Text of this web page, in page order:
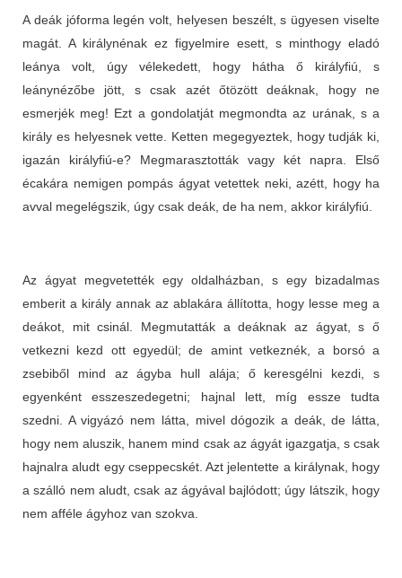
A deák jóforma legén volt, helyesen beszélt, s ügyesen viselte
magát. A királynénak ez figyelmire esett, s minthogy eladó
leánya volt, úgy vélekedett, hogy hátha ő királyfiú, s
leánynézőbe jött, s csak azét őtözött deáknak, hogy ne
esmerjék meg! Ezt a gondolatját megmondta az urának, s a
király es helyesnek vette. Ketten megegyeztek, hogy tudják ki,
igazán királyfiú-e? Megmarasztották vagy két napra. Első
écakára nemigen pompás ágyat vetettek neki, azétt, hogy ha
avval megelégszik, úgy csak deák, de ha nem, akkor királyfiú.
Az ágyat megvetették egy oldalházban, s egy bizadalmas
emberit a király annak az ablakára állította, hogy lesse meg a
deákot, mit csinál. Megmutatták a deáknak az ágyat, s ő
vetkezni kezd ott egyedül; de amint vetkeznék, a borsó a
zsebiből mind az ágyba hull alája; ő keresgélni kezdi, s
egyenként esszeszedegetni; hajnal lett, míg essze tudta
szedni. A vigyázó nem látta, mivel dógozik a deák, de látta,
hogy nem aluszik, hanem mind csak az ágyát igazgatja, s csak
hajnalra aludt egy cseppecskét. Azt jelentette a királynak, hogy
a szálló nem aludt, csak az ágyával bajlódott; úgy látszik, hogy
nem afféle ágyhoz van szokva.